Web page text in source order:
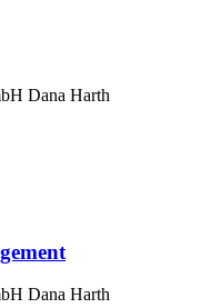
Dana Harth
Dana Harth